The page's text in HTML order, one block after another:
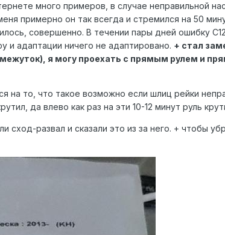
много примеров, в случае неправильной
примерно он так всегда и стремился на 50
совершенно. В течении пары дней ошибку
и адаптации ничего не адаптировано. + стал
я могу проехать с прямым рулем и
на то, что такое возможно если шлиц рейки
да влево как раз на эти 10-12 минут руль
сход-развал и сказали это из за него. + чтобы